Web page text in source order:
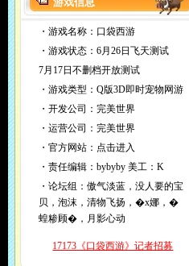
・游戏名称：口袋西游
・游戏状态：6月26日飞天测试
7月17日不删档开放测试
・游戏类型：Q版3D即时宠物网游
・开发公司：完美世界
・运营公司：完美世界
・官方网站： 点击进入
・责任编辑：bybyby 美工：K
・论坛组：傲气淡蓝，没人要的宝
贝，泡沫，清物飞扬，�x娜，�
蝗糁顾�，月影心动
17173《口袋西游》记者招募